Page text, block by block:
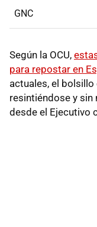
GNC
Según la OCU,
para repostar en
actuales, el
resintiéndose y sin
desde el Ejecutivo